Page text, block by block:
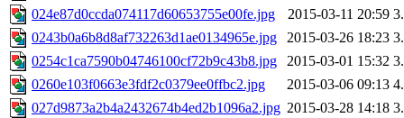
024e87d0ccda074117d60653755e00fe.jpg
2015-03-11 20:59
0243b0a6b8d8af732263d1ae0134965e.jpg
2015-03-26 18:23
0254c1ca7590b04746100cf72b9c43b8.jpg
2015-03-01 15:32
0260e103f0663e3fdf2c0379ee0ffbc2.jpg
2015-03-06 09:13
027d9873a2b4a2432674b4ed2b1096a2.jpg 2015-03-28 14:18